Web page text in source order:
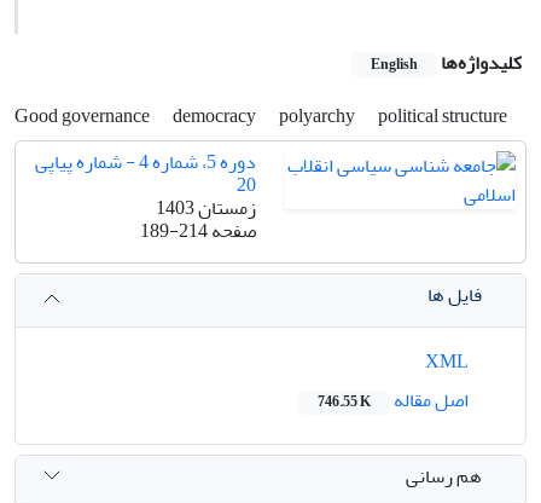
کلیدواژه‌ها English
Good governance democracy polyarchy
political structure
دوره 5، شماره 4 - شماره پیاپی
20
زمستان 1403
صفحه189-214
فایل ها
اصل مقاله
746.55 K
هم رسانی